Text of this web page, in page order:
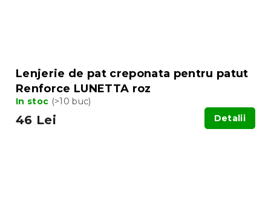
Lenjerie de pat creponata pentru patut
Renforce LUNETTA roz
In stoc (>10 buc)
46 Lei Detalii